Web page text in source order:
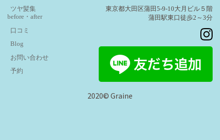
ツヤ髪集
before・after
口コミ
Blog
お問い合わせ
予約
東京都大田区蒲田5-9-10大月ビル５階
蒲田駅東口徒歩2～3分
2020© Graine